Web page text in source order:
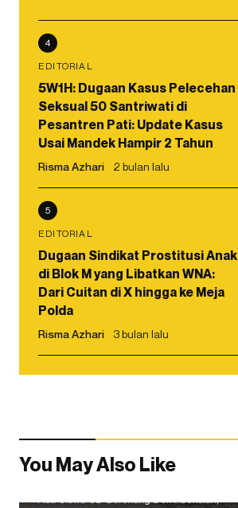
4
EDITORIAL
5W1H: Dugaan Kasus Pelecehan
Seksual 50 Santriwati di
Pesantren Pati: Update Kasus
Usai Mandek Hampir 2 Tahun
Risma Azhari 2 bulan lalu
5
EDITORIAL
Dugaan Sindikat Prostitusi Anak
di Blok M yang Libatkan WNA:
Dari Cuitan di X hingga ke Meja
Polda
Risma Azhari 3 bulan lalu
You May Also Like